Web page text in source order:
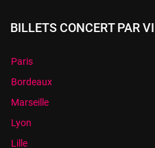
BILLETS CONCERT PAR
Paris
Bordeaux
Marseille
Lyon
Lille